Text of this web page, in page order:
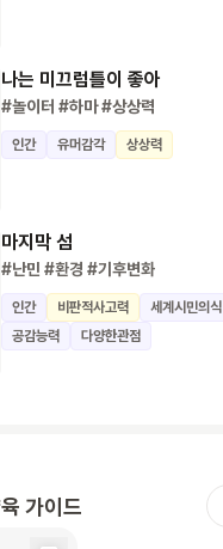
나는 미끄럼틀이 좋아
#놀이터 #하마#상상력
인간 유머감각 상상력
마지막 섬
#난민 #환경 #기후변화
인간 비판적사고력 세계시민의식
공감능력
다양한관점
가이드